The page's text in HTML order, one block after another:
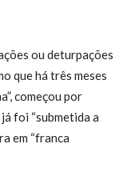
ou deturpações
que há três meses
começou por
foi “submetida a
em “franca